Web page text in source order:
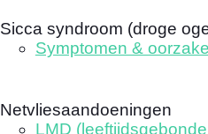
Sicca syndroom (droge
Symptomen &
Netvliesaandoeningen
LMD